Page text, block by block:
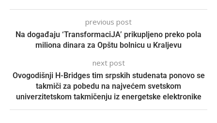
previous post
Na događaju ‘TransformaciJA’ prikupljeno preko pola
miliona dinara za Opštu bolnicu u Kraljevu
next post
Ovogodišnji H-Bridges tim srpskih studenata ponovo se
takmiči za pobedu na najvećem svetskom
univerzitetskom takmičenju iz energetske elektronike